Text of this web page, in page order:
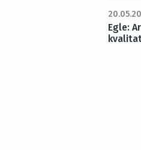
Egle: